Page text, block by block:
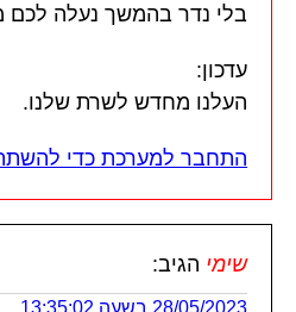
בלי נדר בהמשך נעלה
עדכון:
העלנו מחדש לשרת שלנו.
התחבר למערכת כדי
שימי הגיב:
28/05/2023 בשעה 13:35:02